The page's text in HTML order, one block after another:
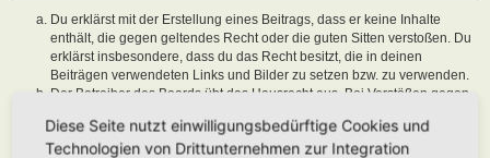
Du erklärst mit der Erstellung eines Beitrags, dass er keine Inhalte
enthält, die gegen geltendes Recht oder die guten Sitten verstoßen. Du
erklärst insbesondere, dass du das Recht besitzt, die in deinen
Beiträgen verwendeten Links und Bilder zu setzen bzw. zu verwenden.
Der Betreiber des Boards übt das Hausrecht aus. Bei Verstößen gegen
Regeln kann der Betreiber dich nach Abmahnung zeitweise oder
dauerhaft von der Nutzung dieses Boards ausschließen und dir ein
Diese Seite nutzt einwilligungsbedürftige Cookies und
Technologien von Drittunternehmen zur Integration